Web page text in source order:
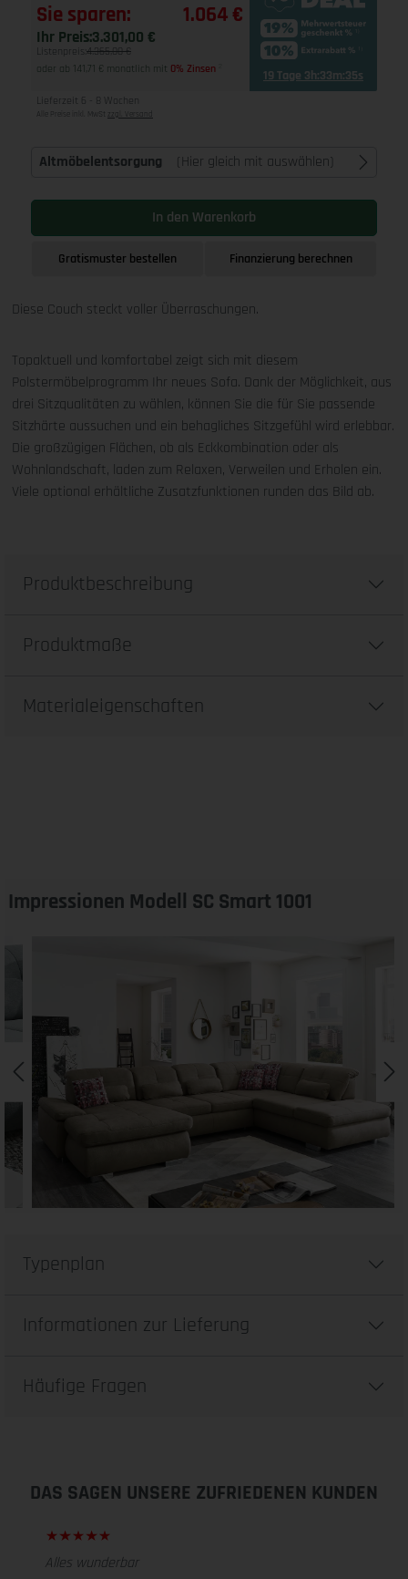
Sie sparen: 1.064 €
Ihr Preis:3.301,00 €
Listenpreis: 4.365,00 €
oder ab 141,71 € monatlich mit 0% Zinsen 19 Tage 3h:33m:34s
Lieferzeit 6 - 8 Wochen
Alle Preise inkl. MwSt zzgl. Versand
Altmöbelentsorgung (Hier gleich mit auswählen)
In den Warenkorb
Gratismuster bestellen Finanzierung berechnen
Diese Couch steckt voller Überraschungen.
Topaktuell und komfortabel zeigt sich mit diesem
Polstermöbelprogramm Ihr neues Sofa. Dank der Möglichkeit, aus
drei Sitzqualitäten zu wählen, können Sie die für Sie passende
Sitzhärte aussuchen und ein behagliches Sitzgefühl wird erlebbar.
Die großzügigen Flächen, ob als Eckkombination oder als
Wohnlandschaft, laden zum Relaxen, Verweilen und Erholen ein.
Viele optional erhältliche Zusatzfunktionen runden das Bild ab.
Produktbeschreibung
Produktmaße
Materialeigenschaften
Impressionen Modell SC Smart 1001
Typenplan
Informationen zur Lieferung
Häufige Fragen
DAS SAGEN UNSERE ZUFRIEDENEN KUNDEN
Alles wunderbar